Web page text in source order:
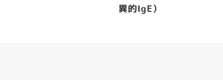
異的IgE）